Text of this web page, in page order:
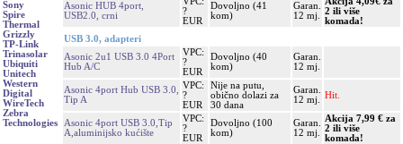
Sony
Spire
Thermal
Grizzly
TP-Link
Trinasolar
Ubiquiti
Unitech
Western
Digital
WireTech
Zebra
Technologies
Asonic HUB 4port,
USB2.0, crni
?
EUR
Dovoljno (41
kom)
Garan.
12 mj.
2 ili više
komada!
USB 3.0, adapteri
Asonic 2u1 USB 3.0 4Port
Hub A/C
VPC:
?
EUR
Dovoljno (40
kom)
Garan.
12 mj.
Asonic 4port Hub USB 3.0,
Tip A
VPC:
?
EUR
Nije na putu,
obično dolazi za
30 dana
Garan.
12 mj.
Hit.
Asonic 4port USB 3.0,Tip
A,aluminijsko kućište
VPC:
?
EUR
Dovoljno (100
kom)
Garan.
12 mj.
Akcija 7,99 € za
2 ili više
komada!